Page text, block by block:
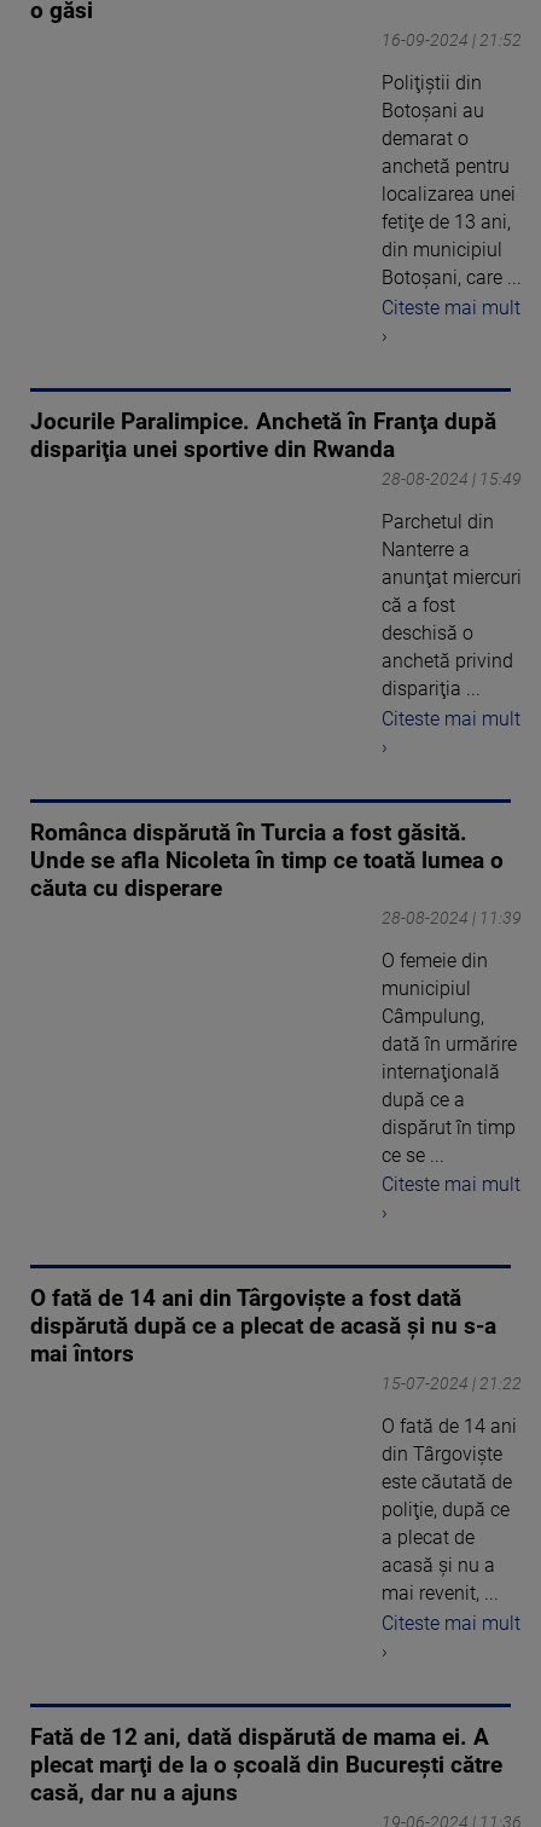
o găsi
16-09-2024 | 21:52
Poliţiştii din
Botoşani au
demarat o
anchetă pentru
localizarea unei
fetiţe de 13 ani,
din municipiul
Botoşani, care ...
Citeste mai mult
›
Jocurile Paralimpice. Anchetă în Franţa după
dispariţia unei sportive din Rwanda
28-08-2024 | 15:49
Parchetul din
Nanterre a
anunţat miercuri
că a fost
deschisă o
anchetă privind
dispariţia ...
Citeste mai mult
›
Românca dispărută în Turcia a fost găsită.
Unde se afla Nicoleta în timp ce toată lumea o
căuta cu disperare
28-08-2024 | 11:39
O femeie din
municipiul
Câmpulung,
dată în urmărire
internaţională
după ce a
dispărut în timp
ce se ...
Citeste mai mult
›
O fată de 14 ani din Târgovişte a fost dată
dispărută după ce a plecat de acasă şi nu s-a
mai întors
15-07-2024 | 21:22
O fată de 14 ani
din Târgovişte
este căutată de
poliţie, după ce
a plecat de
acasă şi nu a
mai revenit, ...
Citeste mai mult
›
Fată de 12 ani, dată dispărută de mama ei. A
plecat marţi de la o şcoală din Bucureşti către
casă, dar nu a ajuns
19-06-2024 | 11:36